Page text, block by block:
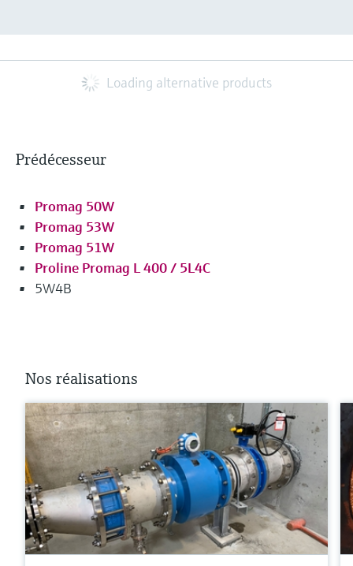
Loading alternative products
Prédécesseur
Promag 50W
Promag 53W
Promag 51W
Proline Promag L 400 / 5L4C
5W4B
Nos réalisations